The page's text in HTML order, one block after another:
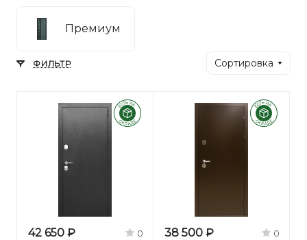
Премиум
ФИЛЬТР Сортировка
42 650 ₽ 0 38 500 ₽ 0